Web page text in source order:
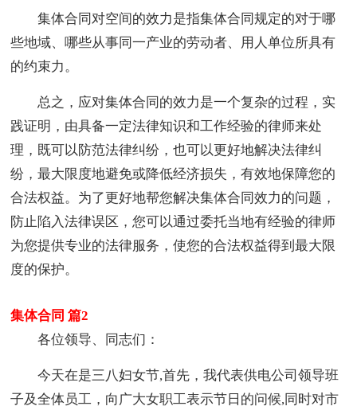
集体合同对空间的效力是指集体合同规定的对于哪
些地域、哪些从事同一产业的劳动者、用人单位所具有
的约束力。
总之，应对集体合同的效力是一个复杂的过程，实
践证明，由具备一定法律知识和工作经验的律师来处
理，既可以防范法律纠纷，也可以更好地解决法律纠
纷，最大限度地避免或降低经济损失，有效地保障您的
合法权益。为了更好地帮您解决集体合同效力的问题，
防止陷入法律误区，您可以通过委托当地有经验的律师
为您提供专业的法律服务，使您的合法权益得到最大限
度的保护。
集体合同 篇2
各位领导、同志们：
今天在是三八妇女节,首先，我代表供电公司领导班
子及全体员工，向广大女职工表示节日的问候,同时对市